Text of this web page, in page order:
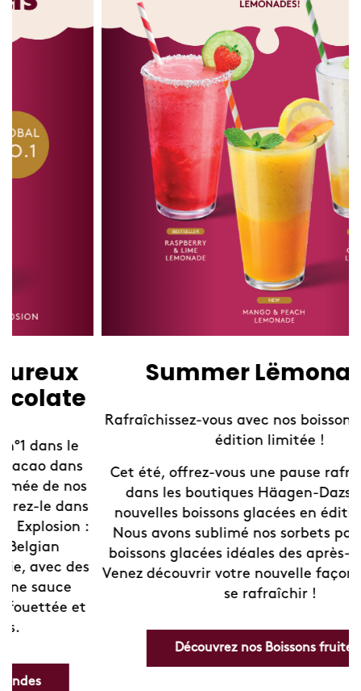
Summer Lëmonades
Rafraîchissez-vous avec nos boissons fruitées en
édition limitée !
Cet été, offrez-vous une pause rafraîchissante
dans les boutiques Häagen-Dazs avec nos
nouvelles boissons glacées en édition limitée.
Nous avons sublimé nos sorbets pour créer les
boissons glacées idéales des après-midis d'été.
Venez découvrir votre nouvelle façon préférée de
se rafraîchir !
Découvrez nos Boissons fruitées